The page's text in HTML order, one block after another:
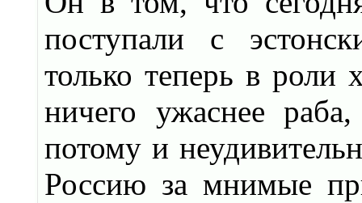
поступали с
только теперь в роли
ничего ужаснее
потому и
Россию за мнимые